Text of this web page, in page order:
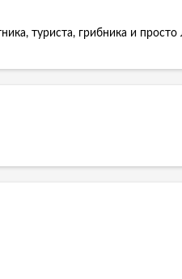
туриста, грибника и